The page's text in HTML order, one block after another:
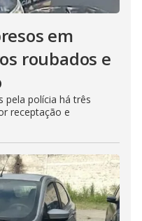
em
roubados e
pela polícia há três
receptação e